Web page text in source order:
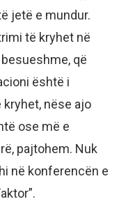
jetë e mundur.
të kryhet në
që
është i
nëse ajo
ose më e
pajtohem. Nuk
në konferencën e